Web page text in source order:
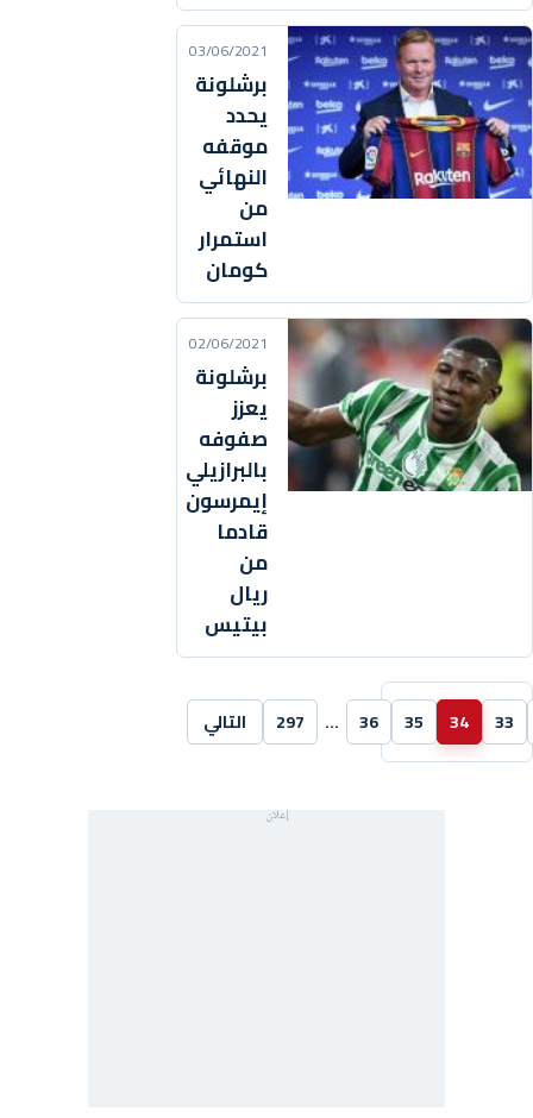
03/06/2021
برشلونة
يحدد
موقفه
النهائي
من
استمرار
كومان
02/06/2021
برشلونة
يعزز
صفوفه
بالبرازيلي
إيمرسون
قادما
من
ريال
بيتيس
33
34
35
36
…
297 التالي